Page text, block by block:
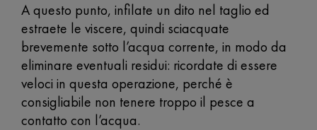
A questo punto, infilate un dito nel taglio ed
estraete le viscere, quindi sciacquate
brevemente sotto l’acqua corrente, in modo da
eliminare eventuali residui: ricordate di essere
veloci in questa operazione, perché è
consigliabile non tenere troppo il pesce a
contatto con l’acqua.